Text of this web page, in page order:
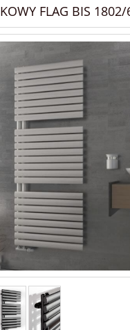
FLAG BIS